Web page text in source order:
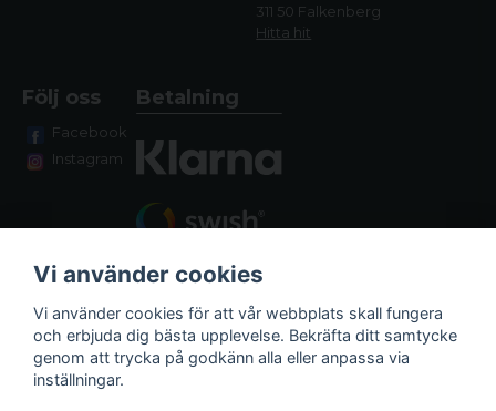
311 50 Falkenberg
Hitta hit
Följ oss
Facebook
Instagram
Betalning
Fraktalternativ
Vi använder cookies
Vi använder cookies för att vår webbplats skall fungera
och erbjuda dig bästa upplevelse. Bekräfta ditt samtycke
genom att trycka på godkänn alla eller anpassa via
inställningar.